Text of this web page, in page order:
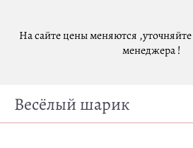
На сайте цены меняются
менеджера !
Весёлый шарик